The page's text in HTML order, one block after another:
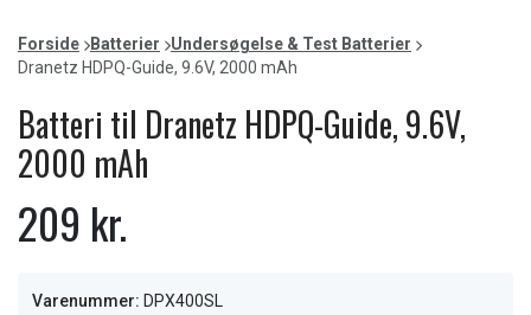
item
0
item
1
item
2
item
3
of
4
Forside Batterier
Undersøgelse & Test Batterier
Dranetz HDPQ-Guide, 9.6V, 2000 mAh
Batteri til Dranetz HDPQ-Guide, 9.6V,
2000 mAh
209 kr.
Varenummer: DPX400SL